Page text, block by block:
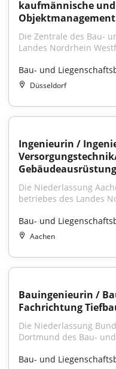
kaufmännische
Objektmanagement
Die Zentrale des Bau-
Landes Nordrhein
Bau- und
Düsseldorf
Ingenieurin /
Gebäudeausrüstung
Die Niederlassung
betriebes des Landes
Bau- und
Aachen
Bauingenieurin /
Fachrichtung
Die Niederlassung
Dortmund des Bau-
Bau- und